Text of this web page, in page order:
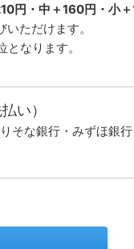
円・中＋160円・小
いただけます。
となります。
い）
そな銀行・みずほ銀